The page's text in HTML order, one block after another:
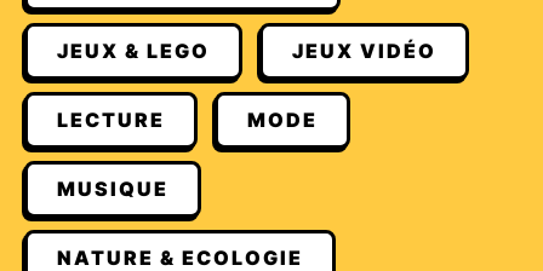
JEUX & LEGO JEUX VIDÉO
LECTURE MODE
MUSIQUE
NATURE & ECOLOGIE